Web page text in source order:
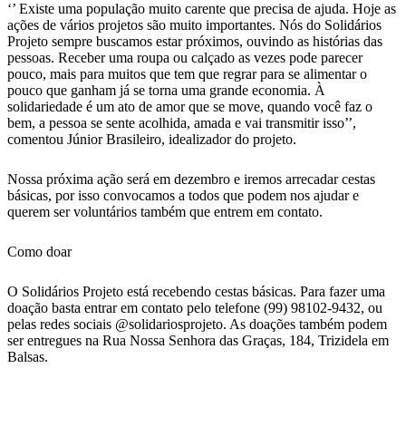
‘’ Existe uma população muito carente que precisa de ajuda. Hoje as
ações de vários projetos são muito importantes. Nós do Solidários
Projeto sempre buscamos estar próximos, ouvindo as histórias das
pessoas. Receber uma roupa ou calçado as vezes pode parecer
pouco, mais para muitos que tem que regrar para se alimentar o
pouco que ganham já se torna uma grande economia. À
solidariedade é um ato de amor que se move, quando você faz o
bem, a pessoa se sente acolhida, amada e vai transmitir isso’’,
comentou Júnior Brasileiro, idealizador do projeto.
Nossa próxima ação será em dezembro e iremos arrecadar cestas
básicas, por isso convocamos a todos que podem nos ajudar e
querem ser voluntários também que entrem em contato.
Como doar
O Solidários Projeto está recebendo cestas básicas. Para fazer uma
doação basta entrar em contato pelo telefone (99) 98102-9432, ou
pelas redes sociais @solidariosprojeto. As doações também podem
ser entregues na Rua Nossa Senhora das Graças, 184, Trizidela em
Balsas.